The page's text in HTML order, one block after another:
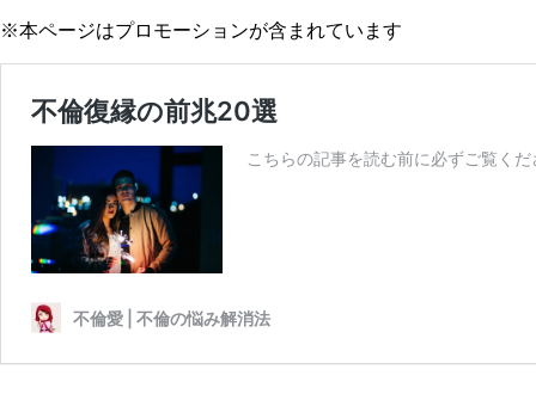
※本ページはプロモーションが含まれています
不倫復縁の前兆20選
こちらの記事を読む前に必ずご覧く
不倫愛 | 不倫の悩み解消法